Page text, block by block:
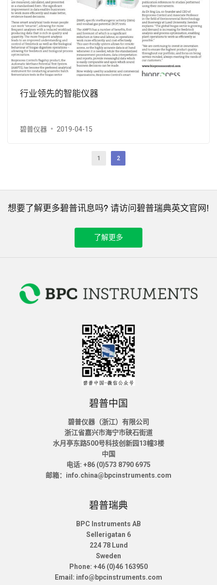
行业领先的智能仪器
碧普仪器 2019-04-15
1 2
想要了解更多碧普讯息吗? 请访问碧普瑞典英文官网!
了解更多
碧普中国
碧普仪器（浙江）有限公司
浙江省嘉兴市海宁市硖石街道
水月亭东路500号科技创新园13幢3楼
中国
电话: +86 (0)573 8790 6975
邮箱：info.china@bpcinstruments.com
碧普瑞典
BPC Instruments AB
Sellerigatan 6
224 78 Lund
Sweden
Phone: +46 (0)46 163950
Email: info@bpcinstruments.com